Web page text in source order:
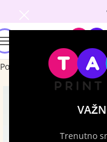
Trenutno
Početna Majice sa